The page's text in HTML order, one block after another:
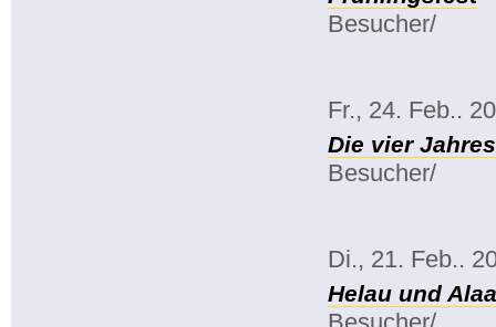
Besucher/
Fr., 24. Feb..
Die vier
Besucher/
Di., 21. Feb..
Helau und